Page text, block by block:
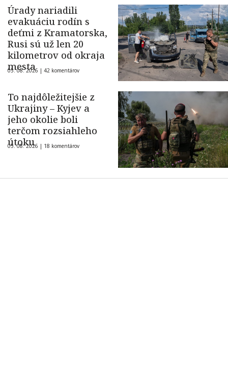
Úrady nariadili
evakuáciu rodín s
deťmi z Kramatorska,
Rusi sú už len 20
kilometrov od okraja
mesta
05. 08. 2026 | 42 komentárov
To najdôležitejšie z
Ukrajiny – Kyjev a
jeho okolie boli
terčom rozsiahleho
útoku
05. 08. 2026 | 18 komentárov